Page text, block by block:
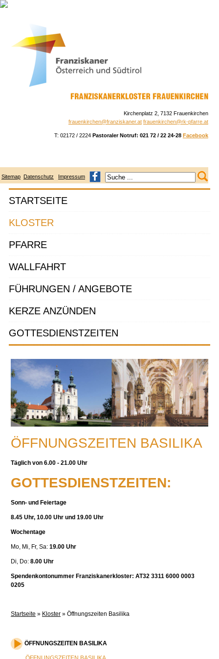
to
Kirchenplatz 2, 7132 Frauenkirchen
frauenkirchen@franziskaner.at frauenkirchen@rk-pfarre.at
T: 02172 / 2224 Pastoraler Notruf: 021 72 / 22 24-28 Facebook
Sitemap Datenschutz Impressum
STARTSEITE
KLOSTER
PFARRE
WALLFAHRT
FÜHRUNGEN / ANGEBOTE
KERZE ANZÜNDEN
GOTTESDIENSTZEITEN
ÖFFNUNGSZEITEN BASILIKA
Täglich von 6.00 - 21.00 Uhr
GOTTESDIENSTZEITEN:
Sonn- und Feiertage
8.45 Uhr, 10.00 Uhr und 19.00 Uhr
Wochentage
Mo, Mi, Fr, Sa:19.00 Uhr
Di, Do:8.00 Uhr
Spendenkontonummer Franziskanerkloster: AT32 3311 6000 0003
0205
Startseite » Kloster »Öffnungszeiten Basilika
ÖFFNUNGSZEITEN BASILIKA